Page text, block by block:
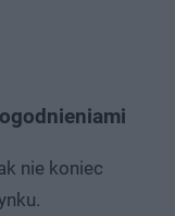
nie koniec